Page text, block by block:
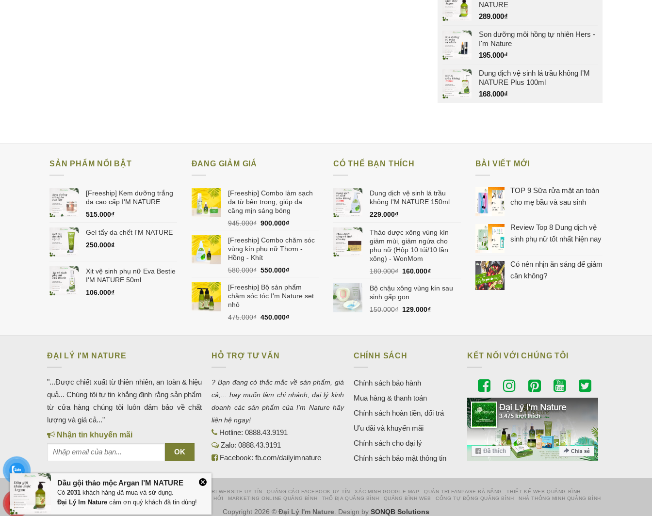
NATURE
289.000₫
Son dưỡng môi hồng tự nhiên Hers -
I'm Nature
195.000₫
Dung dịch vệ sinh lá trầu không I’M
NATURE Plus 100ml
168.000₫
SẢN PHẨM NỔI BẬT
[Freeship] Kem dưỡng trắng
da cao cấp I'M NATURE
515.000₫
Gel tẩy da chết I'M NATURE
250.000₫
Xịt vệ sinh phụ nữ Eva Bestie
I'M NATURE 50ml
106.000₫
ĐANG GIẢM GIÁ
[Freeship] Combo làm sạch
da từ bên trong, giúp da
căng mịn sáng bóng
945.000₫ Giá
là:
945.000₫.
900.000₫Giá
tại
là:
[Freeship] Combo chăm sóc
vùng kín phụ nữ Thơm -
Hồng - Khít
580.000₫ Giá
là:
580.000₫.
550.000₫Giá
tại
là:
[Freeship] Bộ sản phẩm
chăm sóc tóc I'm Nature set
nhỏ
475.000₫ Giá
450.000₫Giá
CÓ THỂ BẠN THÍCH
Dung dịch vệ sinh lá trầu
không I'M NATURE 150ml
229.000₫
Thảo dược xông vùng kín
giảm mùi, giảm ngứa cho
phụ nữ (Hộp 10 túi/10 lần
xông) - WonMom
180.000₫ Giá
là:
180.000₫.
160.000₫Giá
tại
Bộ chậu xông vùng kín sau
sinh gấp gọn
150.000₫ Giá
129.000₫Giá
BÀI VIẾT MỚI
TOP 9 Sữa rửa mặt an toàn
cho mẹ bầu và sau sinh
Review Top 8 Dung dịch vệ
sinh phụ nữ tốt nhất hiện nay
Có nên nhịn ăn sáng để giảm
cân không?
ĐẠI LÝ I'M NATURE
"...Được chiết xuất từ thiên nhiên, an toàn & hiệu
quả... Chúng tôi tự tin khẳng định rằng sản phẩm
từ cửa hàng chúng tôi luôn đảm bảo về chất
lượng và giá cả..."
Nhận tin khuyến mãi
HỖ TRỢ TƯ VẤN
? Bạn đang có thắc mắc về sản phẩm, giá
cả,... hay muốn làm chi nhánh, đại lý kinh
doanh các sản phẩm của I'm Nature hãy
liên hệ ngay!
Hotline:0888.43.9191
Zalo:0888.43.9191
Facebook:fb.com/dailyimnature
CHÍNH SÁCH
Chính sách bảo hành
Mua hàng & thanh toán
Chính sách hoàn tiền, đổi trả
Ưu đãi và khuyến mãi
Chính sách cho đại lý
Chính sách bảo mật thông tin
KẾT NỐI VỚI CHÚNG TÔI
KHO GIAO DIỆN WEB QUẢNG CÁO GOOGLE QUẢN TRỊ WEBSITE UY TÍN QUẢNG CÁO FACEBOOK UY TÍN XÁC MINH GOOGLE MAP QUẢN TRỊ FANPAGE ĐÀ NẴNG
THIẾT KẾ WEB QUẢNG BÌNH
QUẢN TRỊ FANPAGE QUẢNG BÌNH
THIẾT KẾ WEB TẠI ĐỒNG HỚI MARKETING ONLINE QUẢNG BÌNH THỔ ĐỊA QUẢNG BÌNH QUẢNG BÌNH WEB CỔNG TỰ ĐỘNG QUẢNG BÌNH NHÀ THÔNG MINH QUẢNG BÌNH
Copyright 2026 © Đại Lý I'm Nature . Design by SONQB Solutions
Dầu gội thảo mộc Argan I’M NATURE
Có 2031 khách hàng đã mua và sử dụng.
Đại Lý Im Nature cảm ơn quý khách đã tin dùng!